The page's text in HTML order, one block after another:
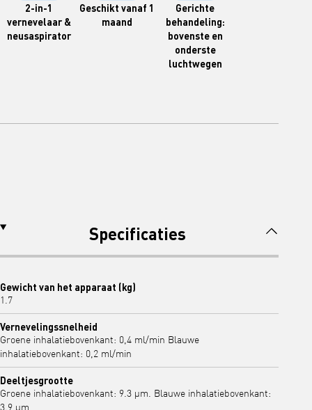
2-in-1
vernevelaar &
neusaspirator
Geschikt vanaf 1
maand
Gerichte
behandeling:
bovenste en
onderste
luchtwegen
Specificaties
Gewicht van het apparaat (kg)
1.7
Vernevelingssnelheid
Groene inhalatiebovenkant: 0,4 ml/min Blauwe
inhalatiebovenkant: 0,2 ml/min
Deeltjesgrootte
Groene inhalatiebovenkant: 9.3 μm. Blauwe inhalatiebovenkant:
3.9 μm